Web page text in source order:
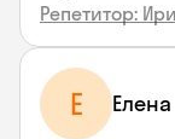
Репетитор:
Е Елена